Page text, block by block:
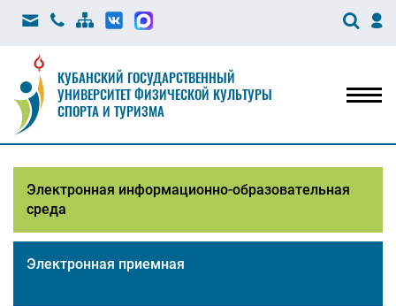
КУБАНСКИЙ ГОСУДАРСТВЕННЫЙ
УНИВЕРСИТЕТ ФИЗИЧЕСКОЙ КУЛЬТУРЫ
СПОРТА И ТУРИЗМА
Электронная информационно-образовательная
среда
Электронная приемная